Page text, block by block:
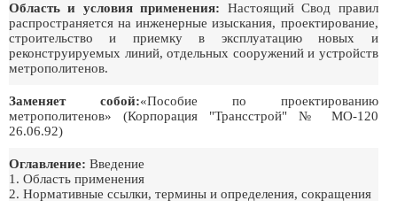
Область и условия применения: Настоящий Свод правил
распространяется на инженерные изыскания, проектирование,
строительство и приемку в эксплуатацию новых и
реконструируемых линий, отдельных сооружений и устройств
метрополитенов.
Заменяет собой:«Пособие по проектированию
метрополитенов» (Корпорация "Трансстрой" № МО-120
26.06.92)
Оглавление: Введение
1. Область применения
2. Нормативные ссылки, термины и определения, сокращения